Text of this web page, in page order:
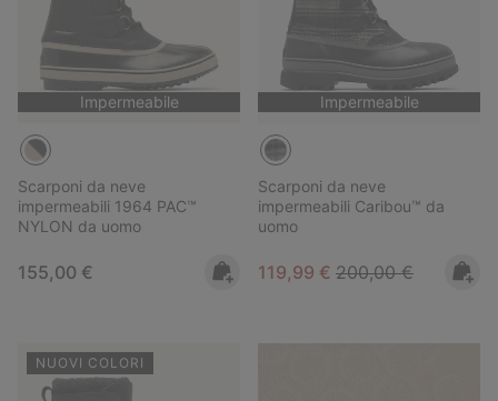
Impermeabile
Scarponi da neve
impermeabili 1964 PAC™
NYLON da uomo
Regular price:
155,00 €
Impermeabile
Scarponi da neve
impermeabili Caribou™ da
uomo
Sale price:
119,99 € Regular price:
200,00 €
NUOVI COLORI